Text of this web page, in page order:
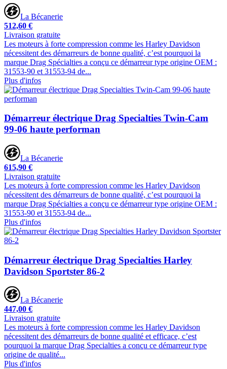
La Bécanerie
512,60 €
Livraison gratuite
Les moteurs à forte compression comme les Harley Davidson
nécessitent des démarreurs de bonne qualité, c’est pourquoi la
marque Drag Spécialties a conçu ce démarreur type origine OEM :
31553-90 et 31553-94 de...
Plus d'infos
Démarreur électrique Drag Specialties Twin-Cam
99-06 haute performan
La Bécanerie
615,90 €
Livraison gratuite
Les moteurs à forte compression comme les Harley Davidson
nécessitent des démarreurs de bonne qualité, c’est pourquoi la
marque Drag Spécialties a conçu ce démarreur type origine OEM :
31553-90 et 31553-94 de...
Plus d'infos
Démarreur électrique Drag Specialties Harley
Davidson Sportster 86-2
La Bécanerie
447,00 €
Livraison gratuite
Les moteurs à forte compression comme les Harley Davidson
nécessitent des démarreurs de bonne qualité et efficace, c’est
pourquoi la marque Drag Specialties a conçu ce démarreur type
origine de qualité...
Plus d'infos